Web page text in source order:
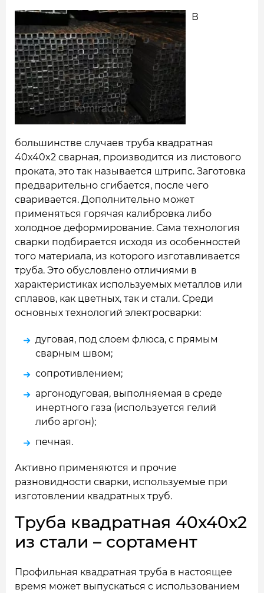
В
большинстве случаев труба квадратная
40x40x2 сварная, производится из листового
проката, это так называется штрипс. Заготовка
предварительно сгибается, после чего
сваривается. Дополнительно может
применяться горячая калибровка либо
холодное деформирование. Сама технология
сварки подбирается исходя из особенностей
того материала, из которого изготавливается
труба. Это обусловлено отличиями в
характеристиках используемых металлов или
сплавов, как цветных, так и стали. Среди
основных технологий электросварки:
дуговая, под слоем флюса, с прямым
сварным швом;
сопротивлением;
аргонодуговая, выполняемая в среде
инертного газа (используется гелий
либо аргон);
печная.
Активно применяются и прочие
разновидности сварки, используемые при
изготовлении квадратных труб.
Труба квадратная 40x40x2
из стали – сортамент
Профильная квадратная труба в настоящее
время может выпускаться с использованием